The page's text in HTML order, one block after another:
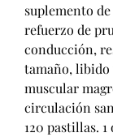
suplemento
refuerzo de
conducción,
tamaño,
muscular
circulación
120 pastillas. 1